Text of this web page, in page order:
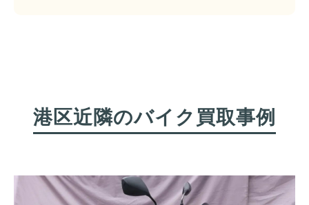
港区近隣のバイク買取事例